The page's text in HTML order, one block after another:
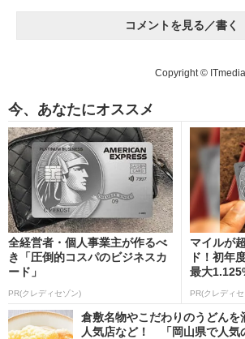
コメントを見る／書く
Copyright ©
今、あなたにオススメ
全経営者・個人事業主が作るべ
き「圧倒的コスパのビジネスカ
ード」
PR(クレディセゾン)
マイルが
ド！初年
最大
PR(クレディ
倉敷名物やこだわりのうどんを
人気店など！ 「岡山県で人気